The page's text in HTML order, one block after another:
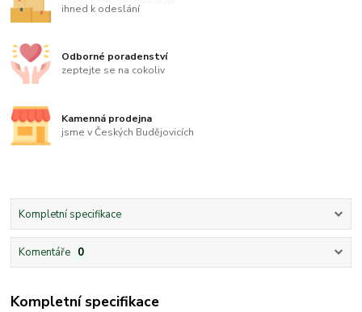
ihned k odeslání
Odborné poradenství
zeptejte se na cokoliv
Kamenná prodejna
jsme v Českých Budějovicích
Kompletní specifikace
Komentáře 0
Kompletní specifikace